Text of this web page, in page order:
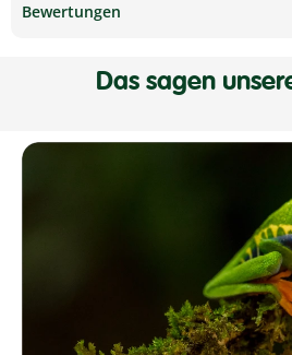
Bewertungen
Das sagen